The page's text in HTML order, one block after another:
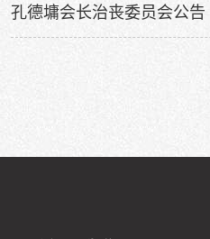
孔德墉会长治丧委员会公告